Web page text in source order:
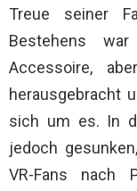
Treue seiner
Bestehens
Accessoire,
herausgebracht
sich um es. In
jedoch
VR-Fans nach